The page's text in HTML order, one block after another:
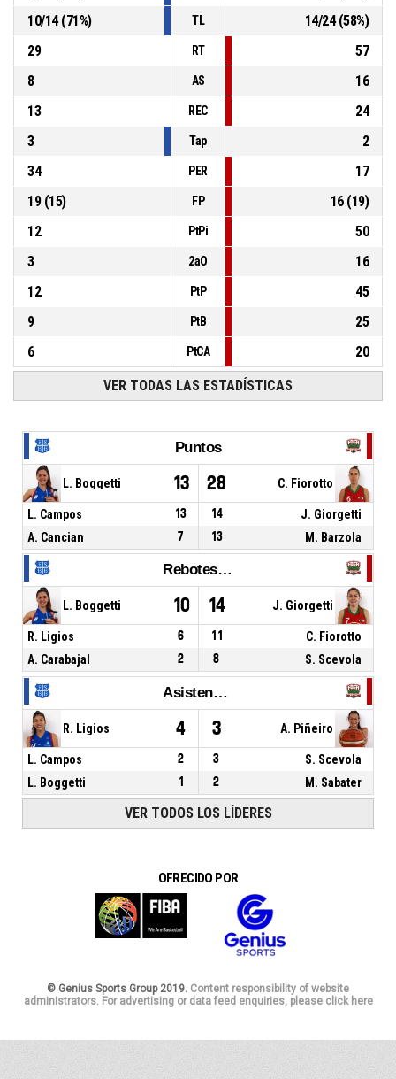
10/14(71%) TL 14/24(58%)
29
RT
57
8
AS
16
13
REC
24
3
Tap
2
34
PER
17
19(15) FP 16(19)
12
PtPi
50
3
2aO
16
12
PtP
45
9
PtB
25
6
PtCA 20
VER TODAS LAS ESTADÍSTICAS
Puntos
L. Boggetti 13 28 C. Fiorotto
L. Campos 13 14
J. Giorgetti
A. Cancian
7 13 M. Barzola
Rebotes Totales
L. Boggetti 10 14 J. Giorgetti
R. Ligios 6 11
C. Fiorotto
A. Carabajal
2 8 S. Scevola
Asistencias
R. Ligios 4 3 A. Piñeiro
L. Campos 2 3
S. Scevola
L. Boggetti
1 2 M. Sabater
VER TODOS LOS LÍDERES
OFRECIDO POR
© Genius Sports Group 2019. Content responsibility of website
administrators. For advertising or data feed enquiries, please click here